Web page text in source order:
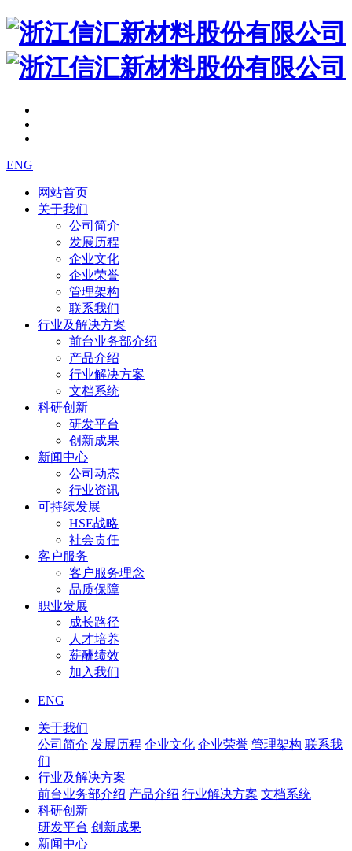
ENG
网站首页
关于我们
公司简介
发展历程
企业文化
企业荣誉
管理架构
联系我们
行业及解决方案
前台业务部介绍
产品介绍
行业解决方案
文档系统
科研创新
研发平台
创新成果
新闻中心
公司动态
行业资讯
可持续发展
HSE战略
社会责任
客户服务
客户服务理念
品质保障
职业发展
成长路径
人才培养
薪酬绩效
加入我们
ENG
关于我们
公司简介 发展历程 企业文化 企业荣誉 管理架构 联系我
们
行业及解决方案
前台业务部介绍 产品介绍 行业解决方案 文档系统
科研创新
研发平台 创新成果
新闻中心